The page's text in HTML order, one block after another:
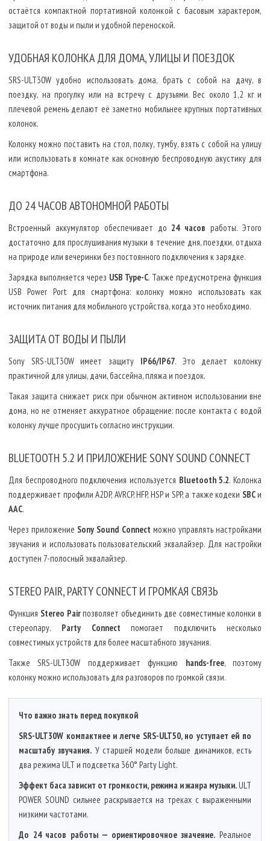
остаётся компактной портативной колонкой с басовым характером,
защитой от воды и пыли и удобной переноской.
УДОБНАЯ КОЛОНКА ДЛЯ ДОМА, УЛИЦЫ И ПОЕЗДОК
SRS-ULT30W удобно использовать дома, брать с собой на дачу, в
поездку, на прогулку или на встречу с друзьями. Вес около 1,2 кг и
плечевой ремень делают её заметно мобильнее крупных портативных
колонок.
Колонку можно поставить на стол, полку, тумбу, взять с собой на улицу
или использовать в комнате как основную беспроводную акустику для
смартфона.
ДО 24 ЧАСОВ АВТОНОМНОЙ РАБОТЫ
Встроенный аккумулятор обеспечивает до 24 часов работы. Этого
достаточно для прослушивания музыки в течение дня, поездки, отдыха
на природе или вечеринки без постоянного подключения к зарядке.
Зарядка выполняется через USB Type-C. Также предусмотрена функция
USB Power Port для смартфона: колонку можно использовать как
источник питания для мобильного устройства, когда это необходимо.
ЗАЩИТА ОТ ВОДЫ И ПЫЛИ
Sony SRS-ULT30W имеет защиту IP66/IP67. Это делает колонку
практичной для улицы, дачи, бассейна, пляжа и поездок.
Такая защита снижает риск при обычном активном использовании вне
дома, но не отменяет аккуратное обращение: после контакта с водой
колонку лучше просушить согласно инструкции.
BLUETOOTH 5.2 И ПРИЛОЖЕНИЕ SONY SOUND CONNECT
Для беспроводного подключения используется Bluetooth 5.2. Колонка
поддерживает профили A2DP, AVRCP, HFP, HSP и SPP, а также кодеки SBCи
AAC.
Через приложение Sony Sound Connect можно управлять настройками
звучания и использовать пользовательский эквалайзер. Для настройки
доступен 7-полосный эквалайзер.
STEREO PAIR, PARTY CONNECT И ГРОМКАЯ СВЯЗЬ
Функция Stereo Pairпозволяет объединить две совместимые колонки в
стереопару. Party Connect помогает подключить несколько
совместимых устройств для более масштабного звучания.
Также SRS-ULT30W поддерживает функцию hands-free, поэтому
колонку можно использовать для разговоров по громкой связи.
Что важно знать перед покупкой
SRS-ULT30W компактнее и легче SRS-ULT50, но уступает ей по
масштабу звучания. У старшей модели больше динамиков, есть
два режима ULT и подсветка 360° Party Light.
Эффект баса зависит от громкости, режима и жанра музыки.ULT
POWER SOUND сильнее раскрывается на треках с выраженными
низкими частотами.
До 24 часов работы — ориентировочное значение. Реальное